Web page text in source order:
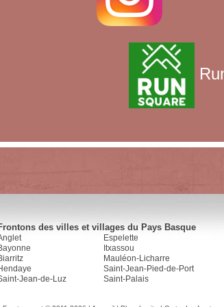
des villes et villages du Pays Basque
Jean-de-Luz
Espelette
Itxassou
Mauléon-Licharre
Saint-Jean-Pied-de-Port
Saint-Palais